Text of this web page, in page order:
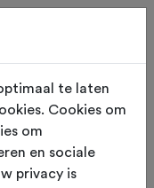
te laten
Cookies om
om
en sociale
privacy is